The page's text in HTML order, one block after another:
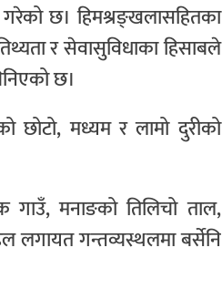
गरेको छ। हिमश्रङ्खलासहितका
र सेवासुविधाका हिसाबले
छ।
छोटो, मध्यम र लामो दुरीको
गाउँ, मनाङको तिलिचो ताल,
लगायत गन्तव्यस्थलमा बर्सेनि